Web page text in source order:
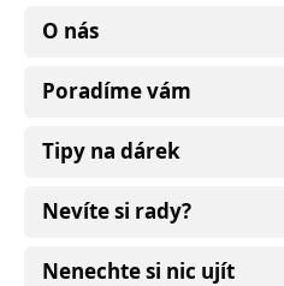
O nás
Poradíme vám
Tipy na dárek
Nevíte si rady?
Nenechte si nic ujít